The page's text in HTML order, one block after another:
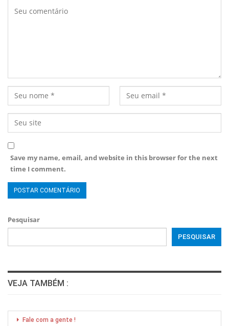
Save my name, email, and website in this browser for the next
time I comment.
Pesquisar
PESQUISAR
VEJA TAMBÉM :
Fale com a gente !